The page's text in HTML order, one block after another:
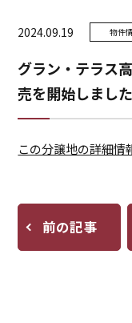
2024.09.19 物件
グラン・テラス
売を開始しました
この分譲地の詳細情
前の記事